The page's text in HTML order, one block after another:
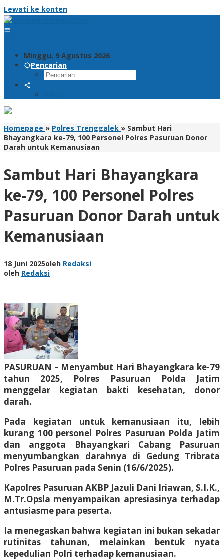
Lewati ke konten
Minggu, 9 Agustus 2026
Pencarian
Homepage » Polres Trenggalek » Sambut Hari
Bhayangkara ke-79, 100 Personel Polres Pasuruan Donor
Darah untuk Kemanusiaan
Sambut Hari Bhayangkara
ke-79, 100 Personel Polres
Pasuruan Donor Darah untuk
Kemanusiaan
18 Juni 2025oleh Redaksi
oleh Redaksi
PASURUAN – Menyambut Hari Bhayangkara ke-79
tahun 2025, Polres Pasuruan Polda Jatim
menggelar kegiatan bakti kesehatan, donor
darah.
Pada kegiatan untuk kemanusiaan itu, lebih
kurang 100 personel Polres Pasuruan Polda Jatim
dan anggota Bhayangkari Cabang Pasuruan
menyumbangkan darahnya di Gedung Tribrata
Polres Pasuruan pada Senin (16/6/2025).
Kapolres Pasuruan AKBP Jazuli Dani Iriawan, S.I.K.,
M.Tr.Opsla menyampaikan apresiasinya terhadap
antusiasme para peserta.
Ia menegaskan bahwa kegiatan ini bukan sekadar
rutinitas tahunan, melainkan bentuk nyata
kepedulian Polri terhadap kemanusiaan.